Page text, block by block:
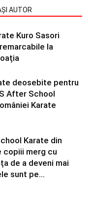
AUTOR
Kuro Sasori
la
deosebite pentru
After School
Karate
Karate din
copiii merg cu
de a deveni mai
sunt pe...